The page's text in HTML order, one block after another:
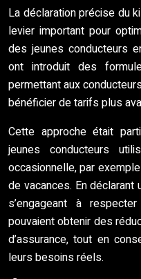
La déclaration précise du
levier important pour
des jeunes conducteurs
ont introduit des
permettant aux
bénéficier de tarifs plus
Cette approche était
jeunes conducteurs
occasionnelle, par
de vacances. En
s’engageant à
pouvaient obtenir des
d’assurance, tout en
leurs besoins réels.